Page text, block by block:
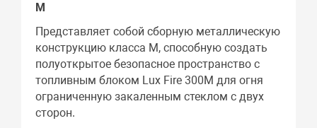
М
Представляет собой сборную металлическую
конструкцию класса М, способную создать
полуоткрытое безопасное пространство с
топливным блоком Lux Fire 300М для огня
ограниченную закаленным стеклом с двух
сторон.